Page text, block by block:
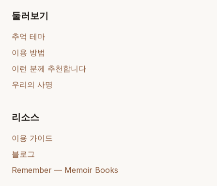
둘러보기
추억 테마
이용 방법
이런 분께 추천합니다
우리의 사명
리소스
이용 가이드
블로그
Remember — Memoir Books